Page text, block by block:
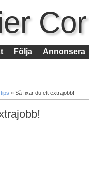
Följa Annonsera
» Så fixar du ett extrajobb!